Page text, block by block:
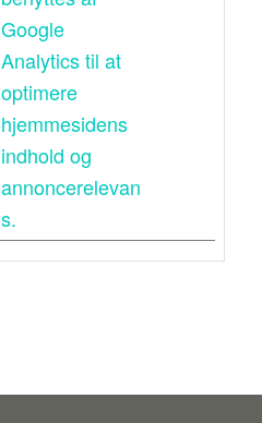
Google
Analytics til at
optimere
hjemmesidens
indhold og
annoncerelevan
s.